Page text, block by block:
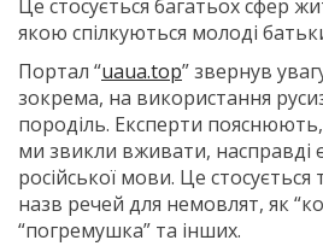
Це стосується багатьох сфер
якою спілкуються молоді
Портал “uaua.top” звернув
зокрема, на використання
породіль. Експерти пояснюють,
ми звикли вживати, насправді
російської мови. Це
назв речей для немовлят, як
“погремушка” та інших.